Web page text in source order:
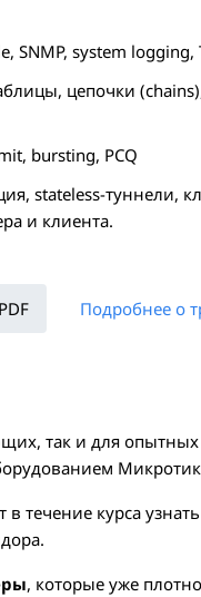
SNMP, system logging,
цепочки
bursting, PCQ
stateless-туннели,
и клиента.
Подробнее о
так и для
в течение курса
, которые уже